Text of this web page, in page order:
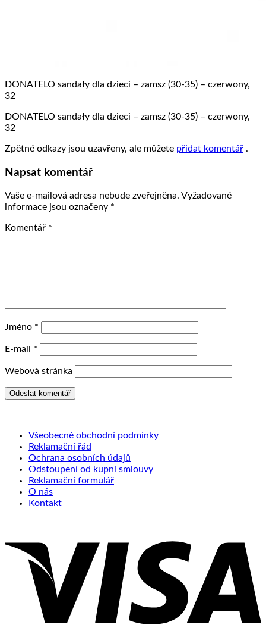
DONATELO sandały dla dzieci – zamsz (30-35) – czerwony,
32
DONATELO sandały dla dzieci – zamsz (30-35) – czerwony,
32
Zpětné odkazy jsou uzavřeny, ale můžete přidat komentář .
Napsat komentář
Vaše e-mailová adresa nebude zveřejněna. Vyžadované
informace jsou označeny *
Komentář *
Jméno *
E-mail *
Webová stránka
Všeobecné obchodní podmínky
Reklamační řád
Ochrana osobních údajů
Odstoupení od kupní smlouvy
Reklamační formulář
O nás
Kontakt